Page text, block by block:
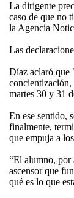
La dirigente
caso de que no
la Agencia
Las
Díaz aclaró que
concientización,
martes 30 y 31
En ese sentido,
finalmente,
que empuja a
“El alumno, por
ascensor que
qué es lo que